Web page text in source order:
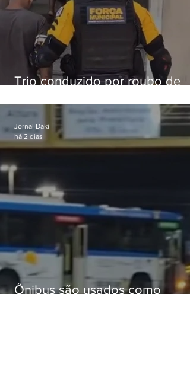
Trio conduzido por roubo de
passagens
Ônibus são usados como
Jornal Daki
há 2 dias